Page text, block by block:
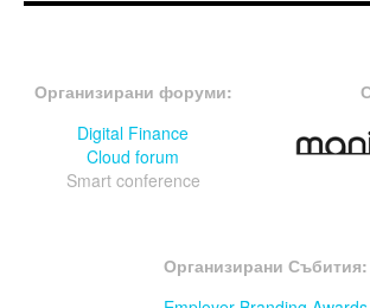
Организирани форуми:
Digital Finance
Cloud forum
Smart conference
Организирани Събития: